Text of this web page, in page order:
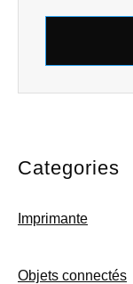
Categories
Imprimante
Objets connectés